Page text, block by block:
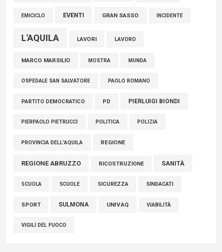
EMICICLO EVENTI GRAN SASSO INCIDENTE
L'AQUILA LAVORI LAVORO
MARCO MARSILIO MOSTRA MUNDA
OSPEDALE SAN SALVATORE PAOLO ROMANO
PARTITO DEMOCRATICO PD PIERLUIGI BIONDI
PIERPAOLO PIETRUCCI POLITICA POLIZIA
PROVINCIA DELL'AQUILA REGIONE
REGIONE ABRUZZO RICOSTRUZIONE SANITÀ
SCUOLA SCUOLE SICUREZZA SINDACATI
SPORT SULMONA UNIVAQ VIABILITÀ
VIGILI DEL FUOCO